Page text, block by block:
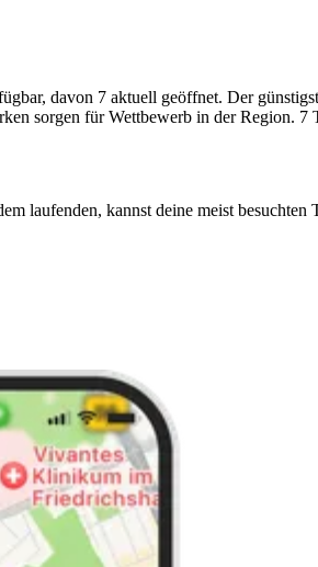
davon 7 aktuell geöffnet. Der
sorgen für Wettbewerb in der Region.
laufenden, kannst deine meist